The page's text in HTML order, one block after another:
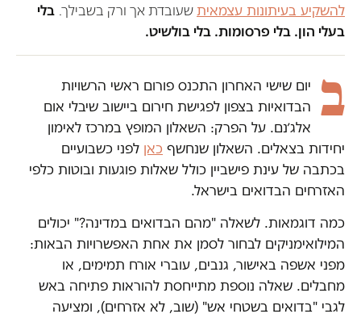
להשקיע בעיתונות עצמאיתשעובדת אך ורק בשבילך. בלי
בעלי הון. בלי פרסומות. בלי בולשיט.
ב יום שישי האחרון התכנס פורום ראשי הרשויות
הבדואיות בצפון לפגישת חירום ביישוב שיבלי אום
אלג׳נם. על הפרק: השאלון המופץ במרכז לאימון
יחידות בצאלים. השאלון שנחשף כאן לפני כשבועיים
בכתבה של עינת פישביין כולל שאלות פוגעות ובוטות כלפי
האזרחים הבדואים בישראל.
כמה דוגמאות. לשאלה "מהם הבדואים במדינה?" יכולים
המילואימניקים לבחור לסמן את אחת האפשרויות הבאות:
מפני אשפה באישור, גנבים, עוברי אורח תמימים, או
מחבלים. שאלה נוספת מתייחסת להוראות פתיחה באש
לגבי "בדואים בשטחי אש" (שוב, לא אזרחים), ומציעה